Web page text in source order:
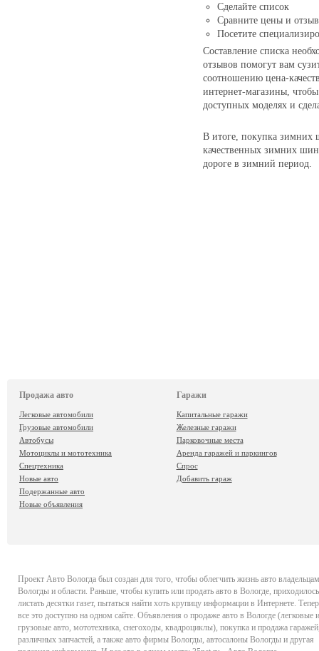
Сделайте список
Сравните цены и
Посетите
Составление списка
отзывов помогут вам
соотношению цена-
интернет-магазины,
доступных моделях и
В итоге, покупка зимних
качественных зимних
дороге в зимний период.
Продажа авто
Легковые автомобили
Грузовые автомобили
Автобусы
Мотоциклы и мототехника
Спецтехника
Новые авто
Подержанные авто
Новые объявления
Гаражи
Капитальные гаражи
Железные гаражи
Парковочные места
Аренда гаражей и паркингов
Спрос
Добавить гараж
Проект Авто Вологда был создан для того, чтобы облегчить жизнь авто владельцам
Вологды и области. Раньше, чтобы купить или продать авто в Вологде, приходилось
листать десятки газет, пытаться найти хоть крупицу информации в Интернете.
все это доступно на одном сайте. Объявления о продаже авто в Вологде (легковые и
грузовые авто, мототехника, снегоходы, квадроциклы), покупка и продажа
различных запчастей, а также авто фирмы Вологды, автосалоны Вологды и другая